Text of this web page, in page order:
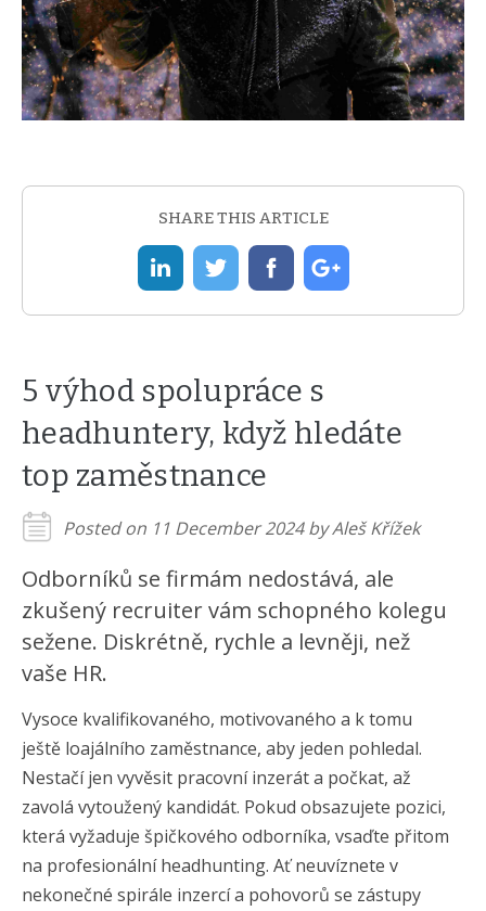
5 výhod spolupráce s
headhuntery, když hledáte
top zaměstnance
Posted on 11 December 2024 by Aleš Křížek
Odborníků se firmám nedostává, ale
zkušený recruiter vám schopného kolegu
sežene. Diskrétně, rychle a levněji, než
vaše HR.
Vysoce kvalifikovaného, motivovaného a k tomu
ještě loajálního zaměstnance, aby jeden pohledal.
Nestačí jen vyvěsit pracovní inzerát a počkat, až
zavolá vytoužený kandidát. Pokud obsazujete pozici,
která vyžaduje špičkového odborníka, vsaďte přitom
na profesionální headhunting. Ať neuvíznete v
nekonečné spirále inzercí a pohovorů se zástupy
SHARE THIS ARTICLE